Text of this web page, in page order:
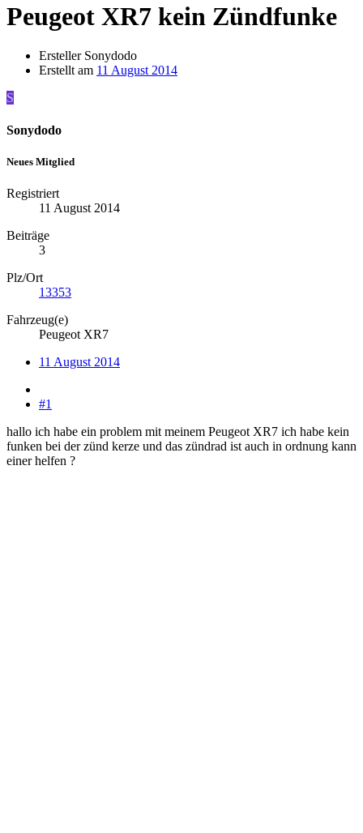
Peugeot XR7 kein Zündfunke
ErstellerSonydodo
Erstellt am 11 August 2014
S
Sonydodo
Neues Mitglied
Registriert
11 August 2014
Beiträge
3
Plz/Ort
13353
Fahrzeug(e)
Peugeot XR7
11 August 2014
#1
hallo ich habe ein problem mit meinem Peugeot XR7 ich habe kein
funken bei der zünd kerze und das zündrad ist auch in ordnung kann
einer helfen ?